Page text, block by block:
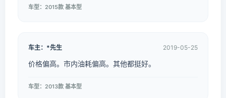
车型：2015款 基本型
车主：*先生 2019-05-25
价格偏高。市内油耗偏高。其他都挺好。
车型：2013款 基本型